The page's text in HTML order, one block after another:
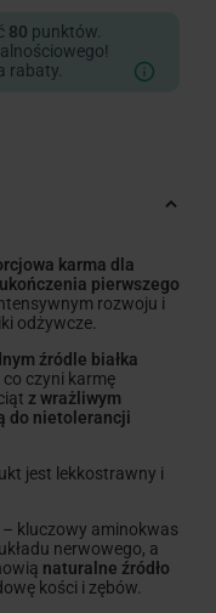
80 punktów.
rabaty.
karma dla
pierwszego
rozwoju i
odżywcze.
źródle białka
co czyni karmę
z wrażliwym
do nietolerancji
jest lekkostrawny i
– kluczowy aminokwas
nerwowego, a
naturalne źródło
kości i zębów.